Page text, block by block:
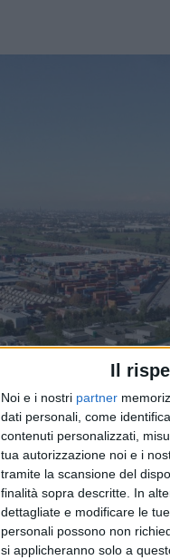
Il
Noi e i nostri partner
dati personali, come
contenuti personalizzati,
tua autorizzazione noi e i
tramite la scansione del
finalità sopra descritte. In
dettagliate e modificare le
personali possono non
si applicheranno solo a